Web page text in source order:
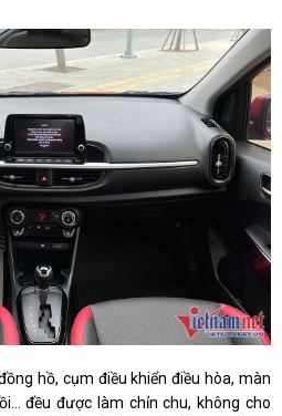
hồ, cụm điều khiển điều hòa, màn
đều được làm chỉn chu, không cho